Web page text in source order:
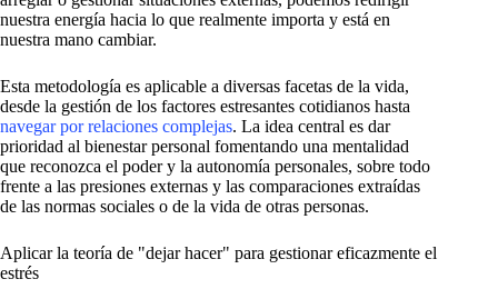
nuestra energía hacia lo que realmente importa y está en
nuestra mano cambiar.
Esta metodología es aplicable a diversas facetas de la vida,
desde la gestión de los factores estresantes cotidianos hasta
navegar por relaciones complejas. La idea central es dar
prioridad al bienestar personal fomentando una mentalidad
que reconozca el poder y la autonomía personales, sobre todo
frente a las presiones externas y las comparaciones extraídas
de las normas sociales o de la vida de otras personas.
Aplicar la teoría de "dejar hacer" para gestionar eficazmente el
estrés